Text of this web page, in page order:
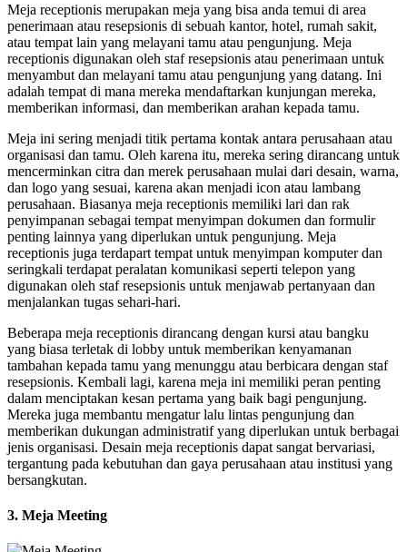
Meja receptionis merupakan meja yang bisa anda temui di area
penerimaan atau resepsionis di sebuah kantor, hotel, rumah sakit,
atau tempat lain yang melayani tamu atau pengunjung. Meja
receptionis digunakan oleh staf resepsionis atau penerimaan untuk
menyambut dan melayani tamu atau pengunjung yang datang. Ini
adalah tempat di mana mereka mendaftarkan kunjungan mereka,
memberikan informasi, dan memberikan arahan kepada tamu.
Meja ini sering menjadi titik pertama kontak antara perusahaan atau
organisasi dan tamu. Oleh karena itu, mereka sering dirancang untuk
mencerminkan citra dan merek perusahaan mulai dari desain, warna,
dan logo yang sesuai, karena akan menjadi icon atau lambang
perusahaan. Biasanya meja receptionis memiliki lari dan rak
penyimpanan sebagai tempat menyimpan dokumen dan formulir
penting lainnya yang diperlukan untuk pengunjung. Meja
receptionis juga terdapart tempat untuk menyimpan komputer dan
seringkali terdapat peralatan komunikasi seperti telepon yang
digunakan oleh staf resepsionis untuk menjawab pertanyaan dan
menjalankan tugas sehari-hari.
Beberapa meja receptionis dirancang dengan kursi atau bangku
yang biasa terletak di lobby untuk memberikan kenyamanan
tambahan kepada tamu yang menunggu atau berbicara dengan staf
resepsionis. Kembali lagi, karena meja ini memiliki peran penting
dalam menciptakan kesan pertama yang baik bagi pengunjung.
Mereka juga membantu mengatur lalu lintas pengunjung dan
memberikan dukungan administratif yang diperlukan untuk berbagai
jenis organisasi. Desain meja receptionis dapat sangat bervariasi,
tergantung pada kebutuhan dan gaya perusahaan atau institusi yang
bersangkutan.
3. Meja Meeting